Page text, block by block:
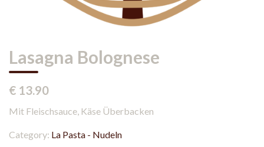
Lasagna Bolognese
€ 13.90
Mit Fleischsauce, Käse Überbacken
Category: La Pasta - Nudeln